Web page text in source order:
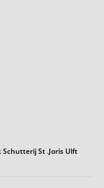
Schutterij St .Joris Ulft